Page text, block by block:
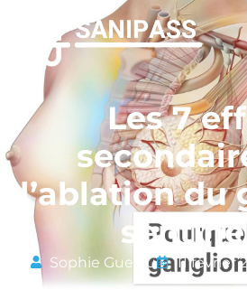
Les 7
l’ablation du
Sophie Guelou 11 février